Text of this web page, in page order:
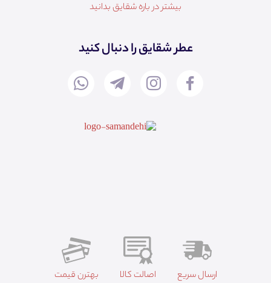
بیشتر در باره شقایق بدانید
عطر شقایق را دنبال کنید
ارسال سریع اصالت کالا بهترن قیمت